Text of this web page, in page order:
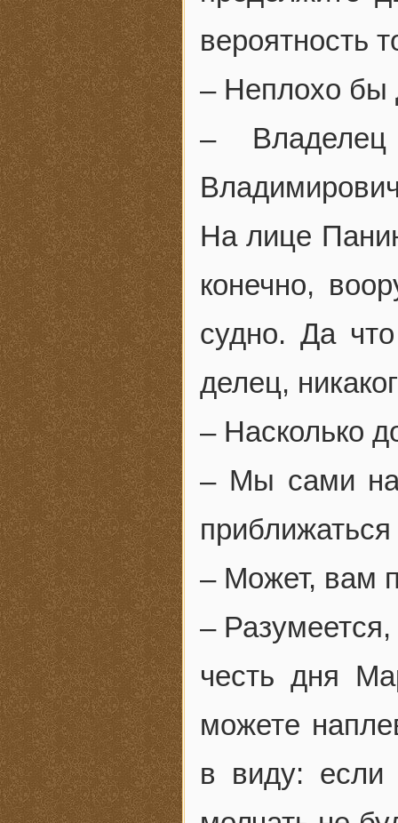
вероятность
– Неплохо бы
– Владелец
На лице
конечно,
судно. Да
делец,
– Насколько
– Мы сами
– Может, вам
–
честь дня
можете
в виду: если